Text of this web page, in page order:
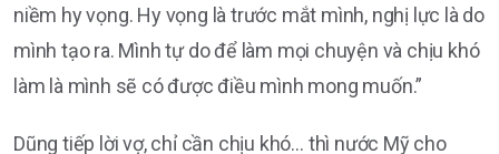
niềm hy vọng. Hy vọng là trước mắt mình, nghị lực là do
mình tạo ra. Mình tự do để làm mọi chuyện và chịu khó
làm là mình sẽ có được điều mình mong muốn.”
Dũng tiếp lời vợ, chỉ cần chịu khó… thì nước Mỹ cho